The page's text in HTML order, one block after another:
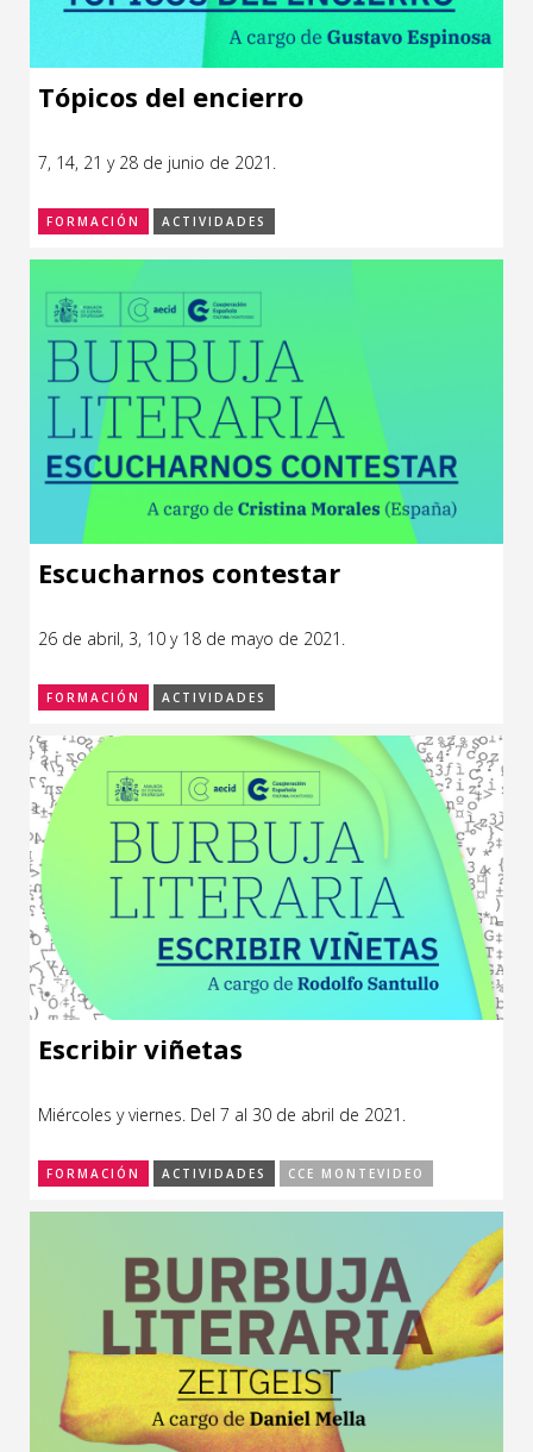
Tópicos del encierro
7, 14, 21 y 28 de junio de 2021.
FORMACIÓN ACTIVIDADES
Escucharnos contestar
26 de abril, 3, 10 y 18 de mayo de 2021.
FORMACIÓN ACTIVIDADES
Escribir viñetas
Miércoles y viernes. Del 7 al 30 de abril de 2021.
FORMACIÓN ACTIVIDADES CCE MONTEVIDEO